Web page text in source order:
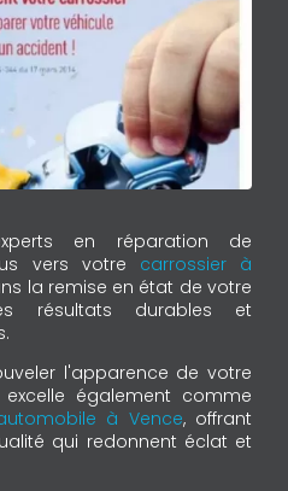
en réparation de
vers votre carrossier à
la remise en état de votre
résultats durables et
l'apparence de votre
excelle également comme
à Vence, offrant
qui redonnent éclat et